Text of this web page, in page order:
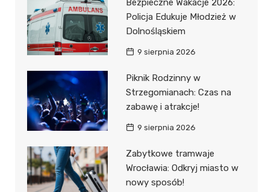
Bezpieczne Wakacje 2026:
Policja Edukuje Młodzież w
Dolnośląskiem
9 sierpnia 2026
Piknik Rodzinny w
Strzegomianach: Czas na
zabawę i atrakcje!
9 sierpnia 2026
Zabytkowe tramwaje
Wrocławia: Odkryj miasto w
nowy sposób!